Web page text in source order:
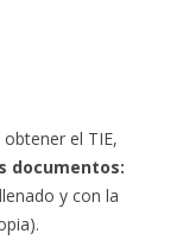
el TIE,
documentos:
y con la